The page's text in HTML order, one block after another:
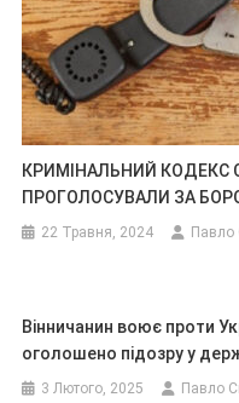
КРИМІНАЛЬНИЙ КОДЕКС
ПРОГОЛОСУВАЛИ ЗА
22 Травня, 2024 Павло
Вінничанин воює проти
оголошено підозру у
3 Лютого, 2025 Павло